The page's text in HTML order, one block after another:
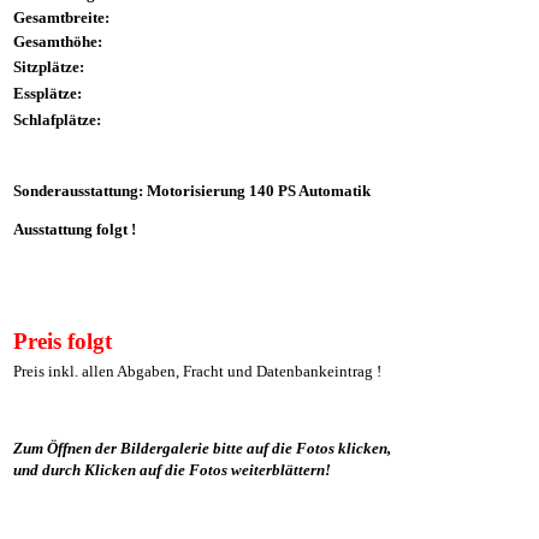
Gesamtbreite:
Gesamthöhe:
Sitzplätze:
Essplätze:
Schlafplätze:
Sonderausstattung: Motorisierung 140 PS Automatik
Ausstattung folgt !
Preis folgt
Preis inkl. allen Abgaben, Fracht und Datenbankeintrag !
Zum Öffnen der Bildergalerie bitte auf die Fotos klicken,
und durch Klicken auf die Fotos weiterblättern!